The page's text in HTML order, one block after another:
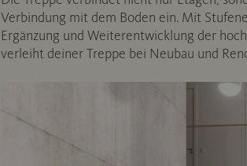
Verbindung mit dem Boden ein. Mit
Ergänzung und Weiterentwicklung der
verleiht deiner Treppe bei Neubau und